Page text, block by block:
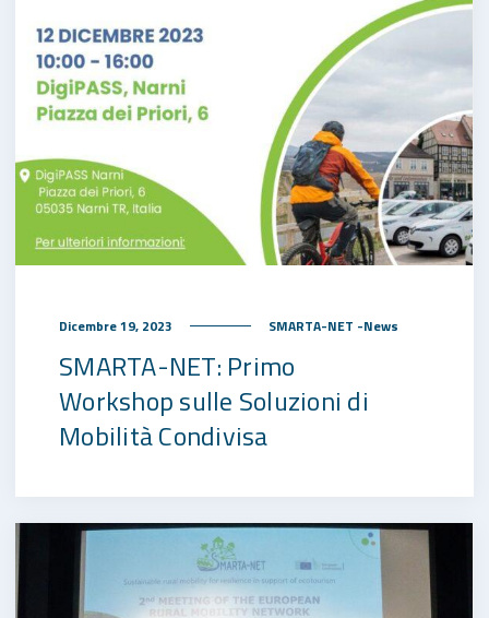
Dicembre 19, 2023 SMARTA-NET -News
SMARTA-NET: Primo
Workshop sulle Soluzioni di
Mobilità Condivisa